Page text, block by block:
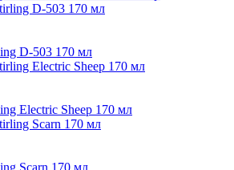
D-503 170 мл
Electric Sheep 170 мл